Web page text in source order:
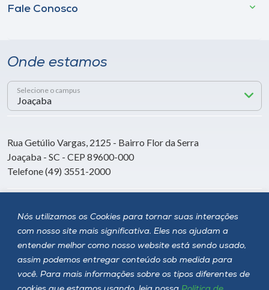
Nós utilizamos os Cookies para tornar suas interações
com nosso site mais significativa. Eles nos ajudam a
entender melhor como nosso website está sendo usado,
assim podemos entregar conteúdo sob medida para
você. Para mais informações sobre os tipos diferentes de
Fale Conosco
Onde estamos
Selecione o campus
Rua Getúlio Vargas, 2125 - Bairro Flor da Serra
Joaçaba - SC - CEP 89600-000
Telefone (49) 3551-2000
Siga a Unoesc